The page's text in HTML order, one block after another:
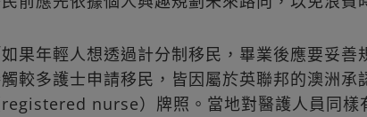
如果年輕人想透過計分制移民，畢業後應要妥
較多護士申請移民，皆因屬於英聯邦的澳洲承
registered nurse）牌照。當地對醫護人員同